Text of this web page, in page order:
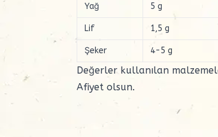
Yağ 5 g
Lif 1,5 g
Şeker 4-5 g
Değerler kullanılan
Afiyet olsun.